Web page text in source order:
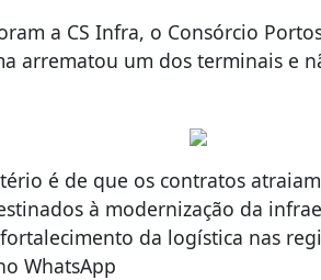
a CS Infra, o Consórcio
arrematou um dos terminais e
é de que os contratos
à modernização da
da logística nas
WhatsApp